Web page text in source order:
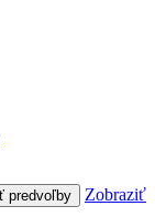
predvoľby
Zobraziť